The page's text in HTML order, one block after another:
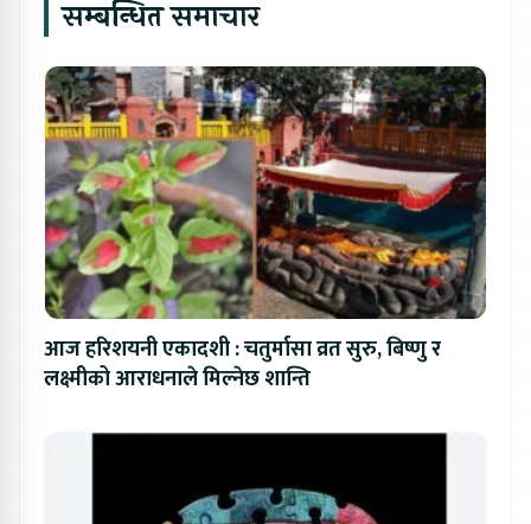
सम्बन्धित समाचार
आज हरिशयनी एकादशी : चतुर्मासा व्रत सुरु, बिष्णु र
लक्ष्मीको आराधनाले मिल्नेछ शान्ति